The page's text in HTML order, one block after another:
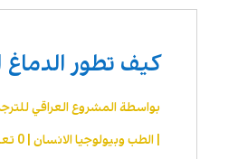
كيف تطور
بواسطةالمشروع العراقي
الطب وبيولوجيا الانسان| 0 تعليقات